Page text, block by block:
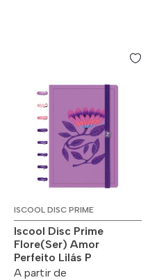
ISCOOL DISC PRIME
Iscool Disc Prime
Flore(Ser) Amor
Perfeito Lilás P
A partir de